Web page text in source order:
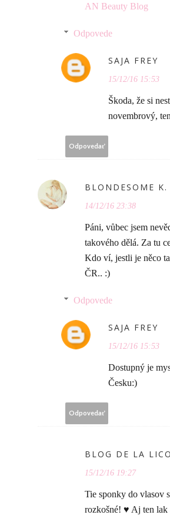
AN Beauty Blog
Odpovede
SAJA FREY
15/12/16 15:53
Škoda, že si
novembrový,
Odpovedať
BLONDESOME K.
14/12/16 23:38
Páni, vůbec jsem
takového dělá. Za tu
Kdo ví, jestli je něco
ČR.. :)
Odpovede
SAJA FREY
15/12/16 15:53
Dostupný je
Česku:)
Odpovedať
BLOG DE LA
15/12/16 19:27
Tie sponky do vlasov
rozkošné! ♥ Aj ten lak